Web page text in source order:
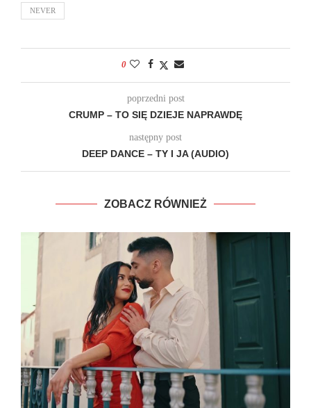
NEVER
0
poprzedni post
CRUMP – TO SIĘ DZIEJE NAPRAWDĘ
następny post
DEEP DANCE – TY I JA (AUDIO)
ZOBACZ RÓWNIEŻ